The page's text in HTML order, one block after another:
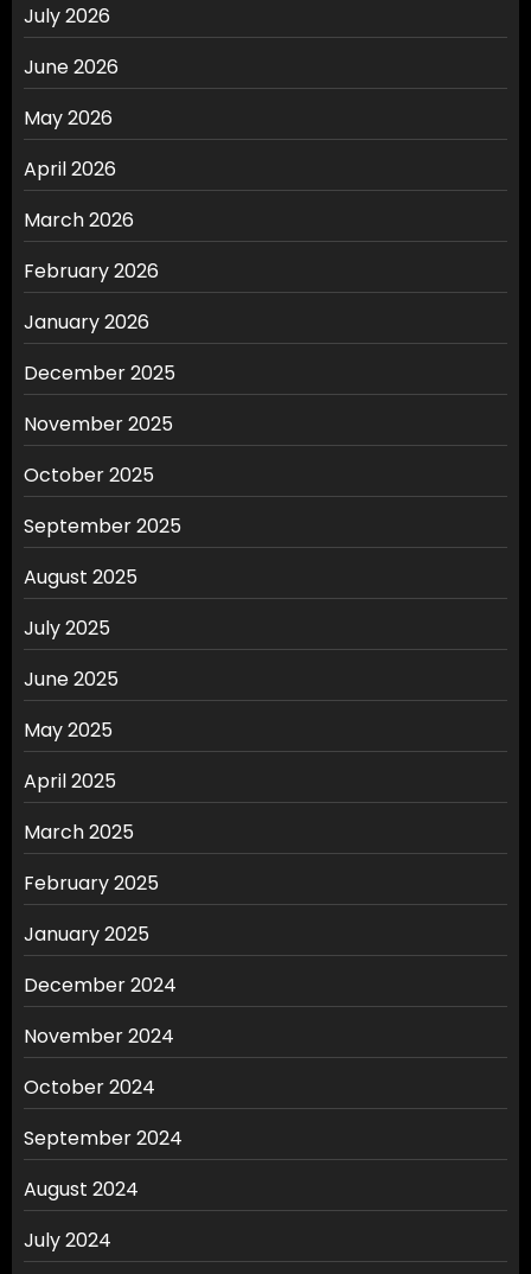
July 2026
June 2026
May 2026
April 2026
March 2026
February 2026
January 2026
December 2025
November 2025
October 2025
September 2025
August 2025
July 2025
June 2025
May 2025
April 2025
March 2025
February 2025
January 2025
December 2024
November 2024
October 2024
September 2024
August 2024
July 2024